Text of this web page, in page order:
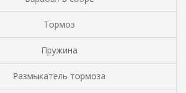
Тормоз
Пружина
Размыкатель тормоза